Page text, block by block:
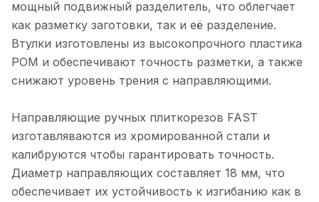
мощный подвижный разделитель, что облегчает
как разметку заготовки, так и её разделение.
Втулки изготовлены из высокопрочного пластика
РОМ и обеспечивают точность разметки, а также
снижают уровень трения с направляющими.
Направляющие ручных плиткорезов FAST
изготавляваются из хромированной стали и
калибруются чтобы гарантировать точность.
Диаметр направляющих составляет 18 мм, что
обеспечивает их устойчивость к изгибанию как в